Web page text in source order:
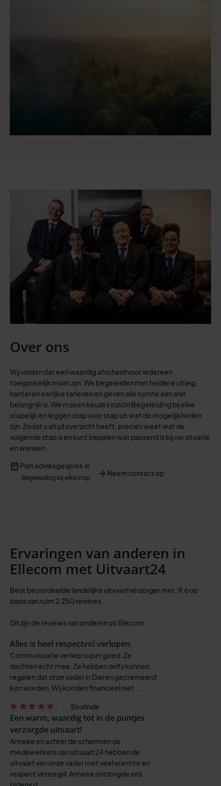
Over ons
Wij vinden dat een waardig afscheid voor iedereen
toegankelijk moet zijn. We begeleiden met heldere uitleg,
hanteren eerlijke tarieven en geven alle ruimte aan wat
belangrijk is. We maken keuzes inzichtBegeleiding bij elke
stapelijk en leggen stap voor stap uit wat de mogelijkheden
zijn. Zodat u altijd overzicht heeft precies weet wat de
volgende stap isen kunt bepalen wat passend is bij uw situatie
enwensen
Plan adviesgesprek in
Begeleiding bij elke stap Neem contact op
Ervaringen van anderen in
Ellecom met Uitvaart24
Best beoordeelde landelijke uitvaartverzorger met: 9,6 op
basis van ruim 2.250 reviews.
Dit zijn de reviews van anderen uit Ellecom:
Alles is heel respectvol verlopen.
Communicatie verliep super goed. Ze
dachten echt mee. Ze hebben zelfs kunnen
regelen dat onze vader in Dieren gecremeerd
kon worden. Wij konden financieel niet ...
Elsalinde
Een warm, waardig tot in de puntjes
verzorgde uitvaart!
Anneke en achter de schermen de
medewerkers van uitvaart24 hebben de
uitvaart van onze vader met veel warmte en
respect verzorgd. Anneke ontzorgde ons